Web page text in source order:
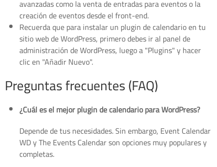
avanzadas como la venta de entradas para eventos o la
creación de eventos desde el front-end.
Recuerda que para instalar un plugin de calendario en tu
sitio web de WordPress, primero debes ir al panel de
administración de WordPress, luego a "Plugins" y hacer
clic en "Añadir Nuevo".
Preguntas frecuentes (FAQ)
¿Cuál es el mejor plugin de calendario para WordPress?
Depende de tus necesidades. Sin embargo, Event Calendar
WD y The Events Calendar son opciones muy populares y
completas.